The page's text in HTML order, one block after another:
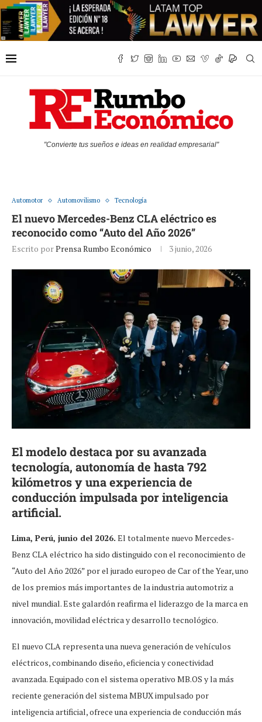
"Convierte tus sueños e ideas en realidad empresarial"
Automotor Automovilismo Tecnología
El nuevo Mercedes-Benz CLA eléctrico es
reconocido como “Auto del Año 2026”
Escrito porPrensa Rumbo Económico 3 junio, 2026
El modelo destaca por su avanzada
tecnología, autonomía de hasta 792
kilómetros y una experiencia de
conducción impulsada por inteligencia
artificial.
Lima, Perú, junio del 2026. El totalmente nuevo Mercedes-
Benz CLA eléctrico ha sido distinguido con el reconocimiento de
“Auto del Año 2026” por el jurado europeo de Car of the Year, uno
de los premios más importantes de la industria automotriz a
nivel mundial. Este galardón reafirma el liderazgo de la marca en
innovación, movilidad eléctrica y desarrollo tecnológico.
El nuevo CLA representa una nueva generación de vehículos
eléctricos, combinando diseño, eficiencia y conectividad
avanzada. Equipado con el sistema operativo MB.OS y la más
reciente generación del sistema MBUX impulsado por
inteligencia artificial, ofrece una experiencia de conducción más